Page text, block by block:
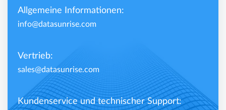
Allgemeine Informationen:
info@datasunrise.com
Vertrieb:
sales@datasunrise.com
Kundenservice und technischer Support: